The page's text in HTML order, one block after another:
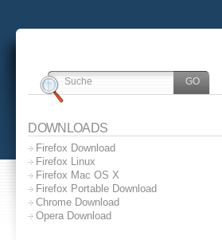
DOWNLOADS
Firefox Download
Firefox Linux
Firefox Mac OS X
Firefox Portable Download
Chrome Download
Opera Download